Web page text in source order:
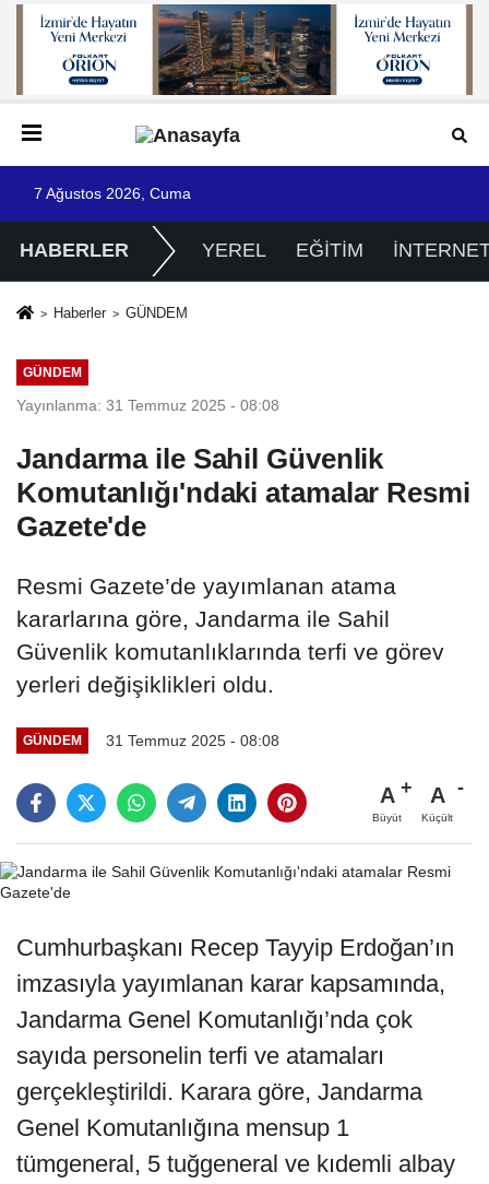
7 Ağustos 2026, Cuma
HABERLER YEREL EĞİTİM
Haberler GÜNDEM
GÜNDEM
Yayınlanma: 31 Temmuz 2025 - 08:08
Jandarma ile Sahil Güvenlik
Komutanlığı'ndaki atamalar Resmi
Gazete'de
Resmi Gazete’de yayımlanan atama
kararlarına göre, Jandarma ile Sahil
Güvenlik komutanlıklarında terfi ve görev
yerleri değişiklikleri oldu.
GÜNDEM 31 Temmuz 2025 - 08:08
A
Büyüt
A
Küçült
Cumhurbaşkanı Recep Tayyip Erdoğan’ın
imzasıyla yayımlanan karar kapsamında,
Jandarma Genel Komutanlığı’nda çok
sayıda personelin terfi ve atamaları
gerçekleştirildi. Karara göre, Jandarma
Genel Komutanlığına mensup 1
tümgeneral, 5 tuğgeneral ve kıdemli albay